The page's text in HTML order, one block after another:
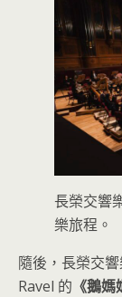
長榮交響
樂旅程。
隨後，長榮交
Ravel 的 《鵝媽